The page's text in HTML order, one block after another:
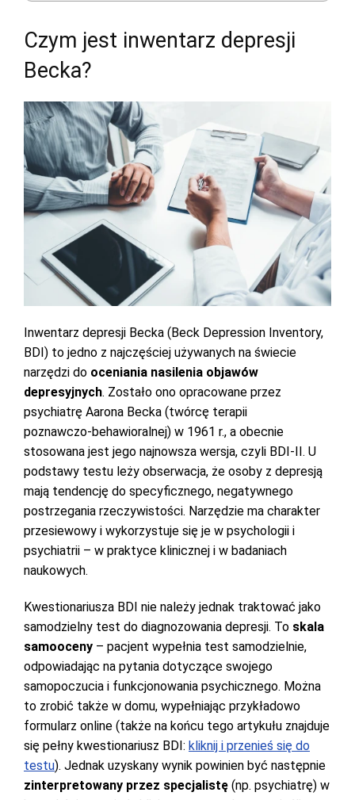
Czym jest inwentarz depresji
Becka?
Inwentarz depresji Becka (Beck Depression Inventory,
BDI) to jedno z najczęściej używanych na świecie
narzędzi do oceniania nasilenia objawów
depresyjnych. Zostało ono opracowane przez
psychiatrę Aarona Becka (twórcę terapii
poznawczo‑behawioralnej) w 1961 r., a obecnie
stosowana jest jego najnowsza wersja, czyli BDI-II. U
podstawy testu leży obserwacja, że osoby z depresją
mają tendencję do specyficznego, negatywnego
postrzegania rzeczywistości. Narzędzie ma charakter
przesiewowy i wykorzystuje się je w psychologii i
psychiatrii – w praktyce klinicznej i w badaniach
naukowych.
Kwestionariusza BDI nie należy jednak traktować jako
samodzielny test do diagnozowania depresji. To skala
samooceny – pacjent wypełnia test samodzielnie,
odpowiadając na pytania dotyczące swojego
samopoczucia i funkcjonowania psychicznego. Można
to zrobić także w domu, wypełniając przykładowo
formularz online (także na końcu tego artykułu znajduje
się pełny kwestionariusz BDI: kliknij i przenieś się do
testu). Jednak uzyskany wynik powinien być następnie
zinterpretowany przez specjalistę (np. psychiatrę) w